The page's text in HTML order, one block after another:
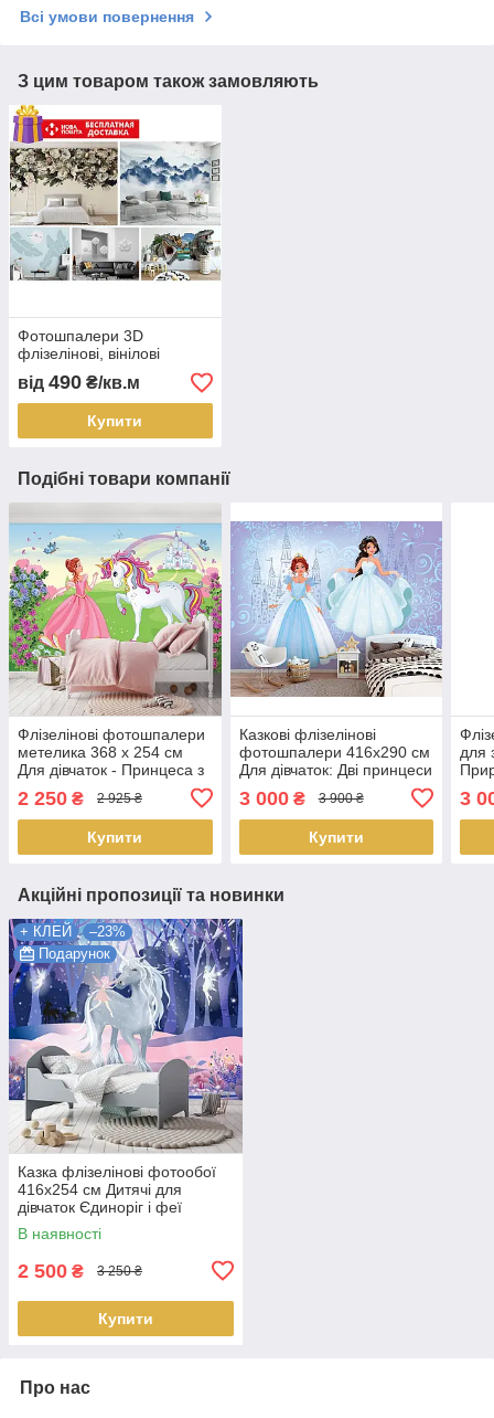
Всі умови повернення
З цим товаром також замовляють
Фотошпалери 3D
флізелінові, вінілові
від 490 ₴/кв.м
Купити
Подібні товари компанії
Флізелінові фотошпалери
метелика 368 x 254 см
Для дівчаток - Принцеса з
Найкраща якість
2 250 ₴ 2 925 ₴
Купити
Казкові флізелінові
фотошпалери 416x290 см
Для дівчаток: Дві принцеси
на балу (12527VEXXXXL)
Найкраща якість
3 000₴ 3 900 ₴
Купити
для
3
Акційні пропозиції та новинки
+ КЛЕЙ
–23%
Подарунок
Казка флізелінові фотообої
416x254 см Дитячі для
дівчаток Єдиноріг і феї
(14015VEXXXL) Найкраща
якість
В наявності
2 500 ₴ 3 250 ₴
Купити
Про нас